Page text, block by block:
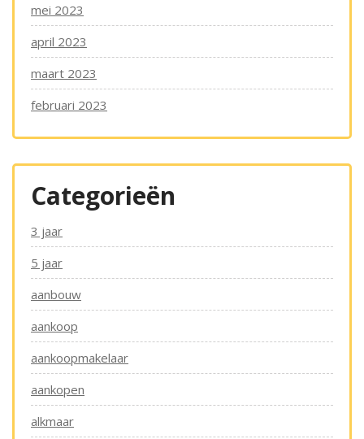
mei 2023
april 2023
maart 2023
februari 2023
Categorieën
3 jaar
5 jaar
aanbouw
aankoop
aankoopmakelaar
aankopen
alkmaar